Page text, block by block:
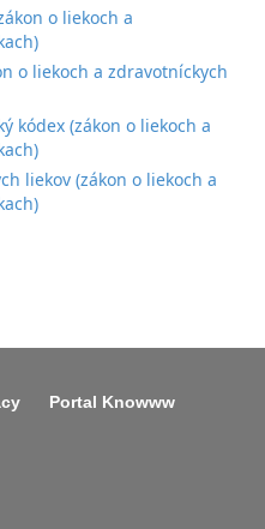
o liekoch a
o liekoch a zdravotníckych
kódex (zákon o liekoch a
liekov (zákon o liekoch a
Portal Knowww